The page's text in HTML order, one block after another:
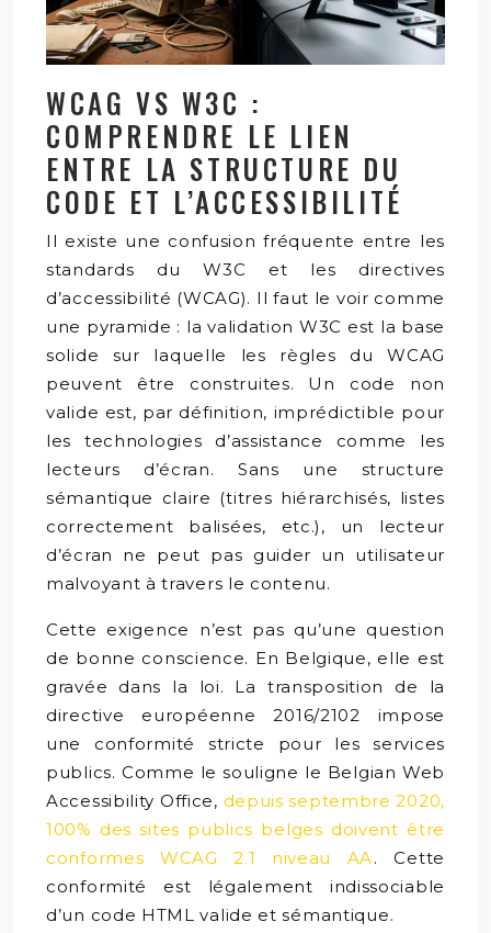
WCAG VS W3C :
COMPRENDRE LE LIEN
ENTRE LA STRUCTURE DU
CODE ET L’ACCESSIBILITÉ
Il existe une confusion fréquente entre les
standards du W3C et les directives
d’accessibilité (WCAG). Il faut le voir comme
une pyramide : la validation W3C est la base
solide sur laquelle les règles du WCAG
peuvent être construites. Un code non
valide est, par définition, imprédictible pour
les technologies d’assistance comme les
lecteurs d’écran. Sans une structure
sémantique claire (titres hiérarchisés, listes
correctement balisées, etc.), un lecteur
d’écran ne peut pas guider un utilisateur
malvoyant à travers le contenu.
Cette exigence n’est pas qu’une question
de bonne conscience. En Belgique, elle est
gravée dans la loi. La transposition de la
directive européenne 2016/2102 impose
une conformité stricte pour les services
publics. Comme le souligne le Belgian Web
Accessibility Office, depuis septembre 2020,
100% des sites publics belges doivent être
conformes WCAG 2.1 niveau AA. Cette
conformité est légalement indissociable
d’un code HTML valide et sémantique.